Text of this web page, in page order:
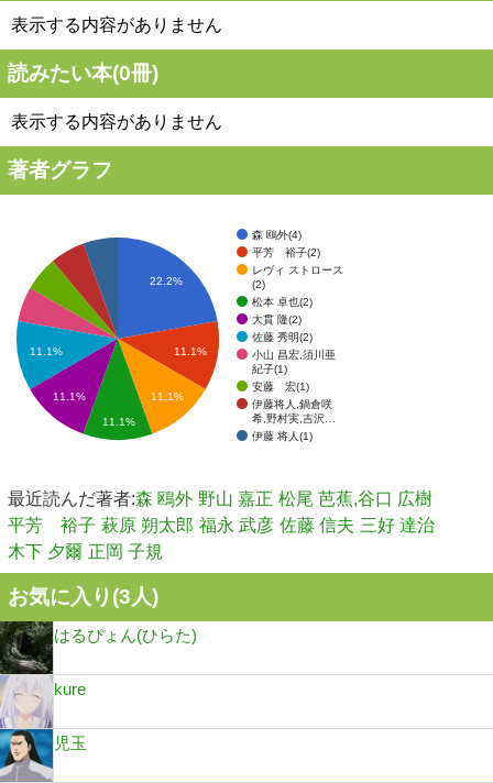
表示する内容がありません
読みたい本(0冊)
表示する内容がありません
著者グラフ
森 鴎外(4)
平芳 裕子(2)
レヴィ ストロース
(2)
松本 卓也(2)
大貫 隆(2)
佐藤 秀明(2)
小山 昌宏,須川亜
紀子(1)
安藤 宏(1)
伊藤将人,鍋倉咲
希,野村実,吉沢…
伊藤 将人(1)
22.2%
11.1%
11.1%
11.1%
11.1%
11.1%
最近読んだ著者:森 鴎外 野山 嘉正 松尾 芭蕉,谷口 広樹
平芳 裕子 萩原 朔太郎 福永 武彦 佐藤 信夫 三好 達治
木下 夕爾 正岡 子規
お気に入り(3人)
はるぴょん(ひらた)
kure
児玉